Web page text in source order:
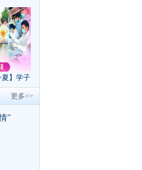
夏】学子
心护航
更多>>
”